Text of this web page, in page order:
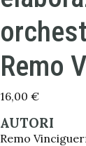
Remo
16,00 €
AUTORI
Remo